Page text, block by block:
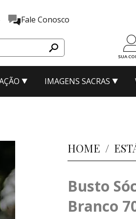
Fale Conosco
SUA
IMAGENS SACRAS
HOME /
Busto
Branco